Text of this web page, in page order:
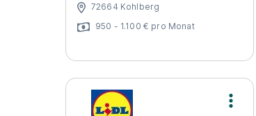
72664 Kohlberg
950 - 1.100 € pro Monat